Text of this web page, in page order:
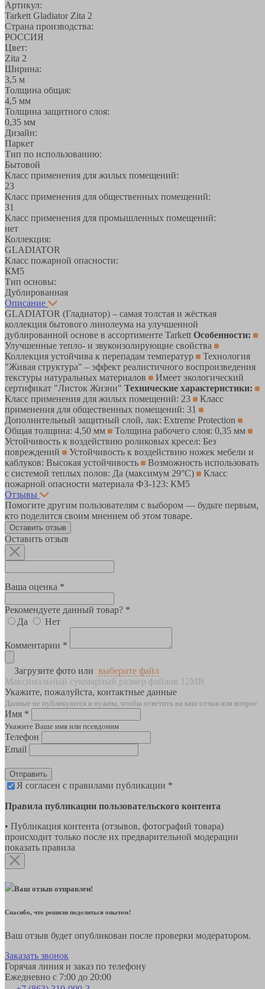
Артикул:
Tarkett Gladiator Zita 2
Страна производства:
РОССИЯ
Цвет:
Zita 2
Ширина:
3,5 м
Толщина общая:
4,5 мм
Толщина защитного слоя:
0,35 мм
Дизайн:
Паркет
Тип по использованию:
Бытовой
Класс применения для жилых помещений:
23
Класс применения для общественных помещений:
31
Класс применения для промышленных помещений:
нет
Коллекция:
GLADIATOR
Класс пожарной опасности:
КМ5
Тип основы:
Дублированная
Описание
GLADIATOR (Гладиатор) – самая толстая и жёсткая
коллекция бытового линолеума на улучшенной
дублированной основе в ассортименте Tarkett Особенности:
Улучшенные тепло- и звукоизолирующие свойства
Коллекция устойчива к перепадам температур
Технология
"Живая структура" – эффект реалистичного воспроизведения
текстуры натуральных материалов
Имеет экологический
сертификат "Листок Жизни" Технические характеристики:
Класс применения для жилых помещений: 23
Класс
применения для общественных помещений: 31
Дополнительный защитный слой, лак: Extreme Protection
Общая толщина: 4,50 мм
Толщина рабочего слоя: 0,35 мм
Устойчивость к воздействию роликовых кресел: Без
повреждений
Устойчивость к воздействию ножек мебели и
каблуков: Высокая устойчивость
Возможность использовать
с системой теплых полов: Да (максимум 29°C)
Класс
пожарной опасности материала ФЗ-123: КМ5
Отзывы
Помогите другим пользователям с выбором — будьте первым,
кто поделится своим мнением об этом товаре.
Оставить отзыв
Оставить отзыв
Ваша оценка *
Рекомендуете данный товар? *
Да
Нет
Комментарии *
Загрузите фото или выберите файл
Максимальный суммарный размер файлов 12MB
Укажите, пожалуйста, контактные данные
Данные не публикуются и нужны, чтобы ответить на ваш отзыв или вопрос
Имя *
Укажите Ваше имя или псевдоним
Телефон
Email
Отправить
Я согласен с правилами публикации *
Правила публикации пользовательского контента
• Публикация контента (отзывов, фотографий товара)
происходит только после их предварительной модерации
показать правила
Ваш отзыв отправлен!
Спасибо, что решили поделиться опытом!
Ваш отзыв будет опубликован после проверки модератором.
Заказать звонок
Горячая линия и заказ по телефону
Ежедневно с 7:00 до 20:00